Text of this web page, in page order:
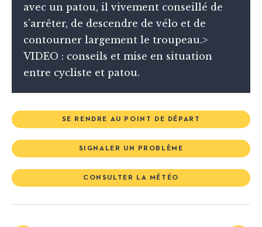
avec un patou, il vivement conseillé de
s'arrêter, de descendre de vélo et de
contourner largement le troupeau.>
VIDEO : conseils et mise en situation
entre cycliste et patou.
SE RENDRE AU POINT DE DÉPART
SIGNALER UN PROBLÈME
CONSULTER LA MÉTÉO